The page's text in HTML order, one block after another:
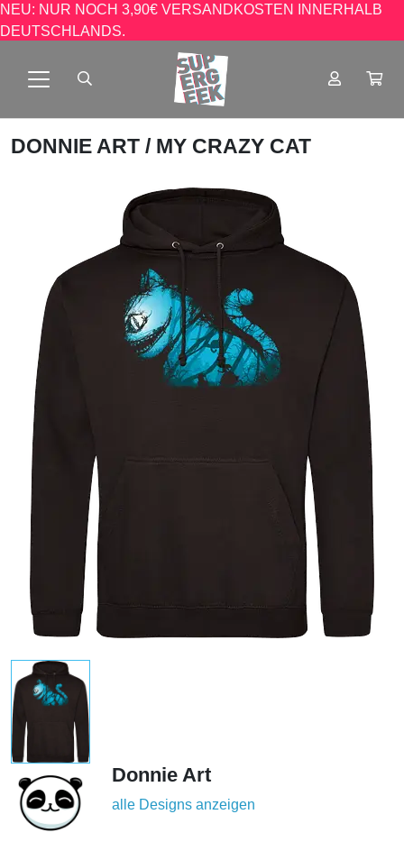
NEU: NUR NOCH 3,90€ VERSANDKOSTEN INNERHALB
DEUTSCHLANDS.
DONNIE ART / MY CRAZY CAT
Donnie Art
alle Designs anzeigen